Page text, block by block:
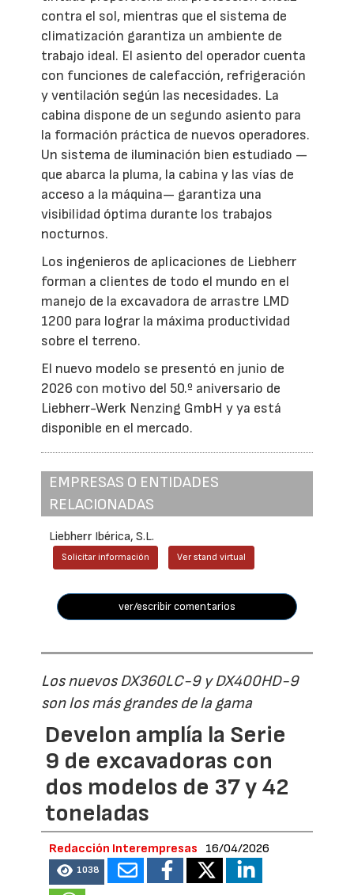
contra el sol, mientras que el sistema de
climatización garantiza un ambiente de
trabajo ideal. El asiento del operador cuenta
con funciones de calefacción, refrigeración
y ventilación según las necesidades. La
cabina dispone de un segundo asiento para
la formación práctica de nuevos operadores.
Un sistema de iluminación bien estudiado —
que abarca la pluma, la cabina y las vías de
acceso a la máquina— garantiza una
visibilidad óptima durante los trabajos
nocturnos.
Los ingenieros de aplicaciones de Liebherr
forman a clientes de todo el mundo en el
manejo de la excavadora de arrastre LMD
1200 para lograr la máxima productividad
sobre el terreno.
El nuevo modelo se presentó en junio de
2026 con motivo del 50.º aniversario de
Liebherr-Werk Nenzing GmbH y ya está
disponible en el mercado.
EMPRESAS O ENTIDADES
RELACIONADAS
Liebherr Ibérica, S.L.
Solicitar información Ver stand virtual
ver/escribir comentarios
Los nuevos DX360LC-9 y DX400HD-9
son los más grandes de la gama
Develon amplía la Serie
9 de excavadoras con
dos modelos de 37 y 42
toneladas
Redacción Interempresas 16/04/2026
1038